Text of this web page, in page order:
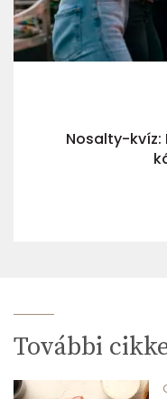
Nosalty-kvíz:
További